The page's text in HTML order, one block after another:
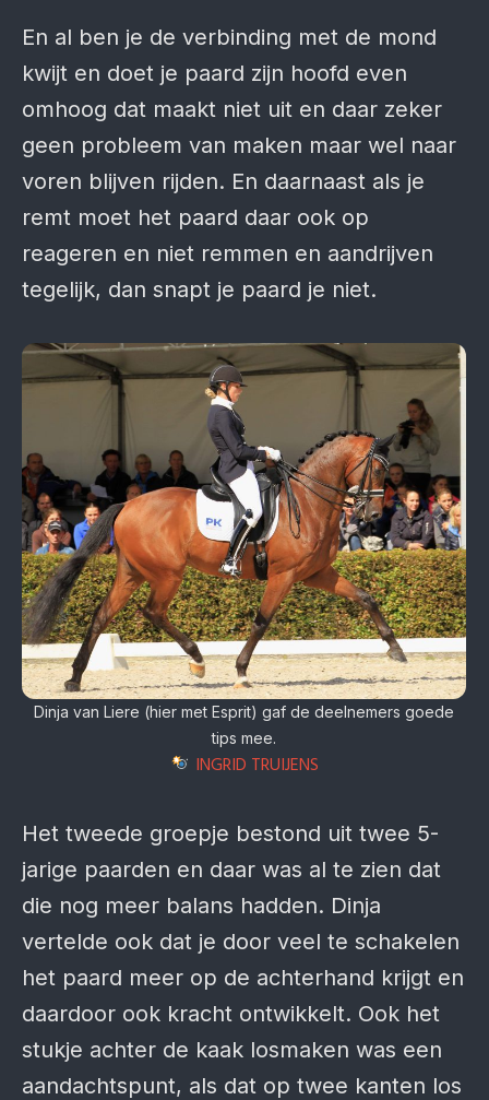
En al ben je de verbinding met de mond
kwijt en doet je paard zijn hoofd even
omhoog dat maakt niet uit en daar zeker
geen probleem van maken maar wel naar
voren blijven rijden. En daarnaast als je
remt moet het paard daar ook op
reageren en niet remmen en aandrijven
tegelijk, dan snapt je paard je niet.
Dinja van Liere (hier met Esprit) gaf de deelnemers goede
tips mee.
INGRID TRUIJENS
Het tweede groepje bestond uit twee 5-
jarige paarden en daar was al te zien dat
die nog meer balans hadden. Dinja
vertelde ook dat je door veel te schakelen
het paard meer op de achterhand krijgt en
daardoor ook kracht ontwikkelt. Ook het
stukje achter de kaak losmaken was een
aandachtspunt, als dat op twee kanten los